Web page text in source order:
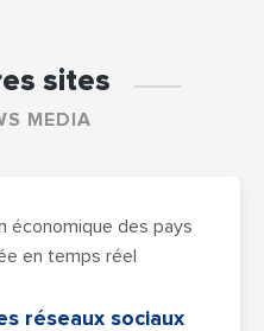
sites
MEDIA
économique des pays
en temps réel
réseaux sociaux